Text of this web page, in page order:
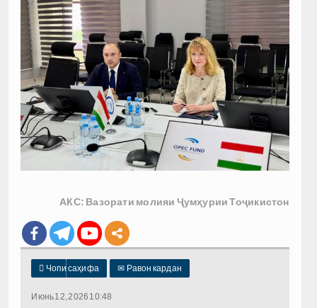
АКС: Вазорати молияи Ҷумҳурии Тоҷикистон
 Чопи саҳифа ✉ Равон кардан
Июнь 12, 2026 10:48